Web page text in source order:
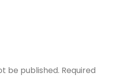
be published. Required